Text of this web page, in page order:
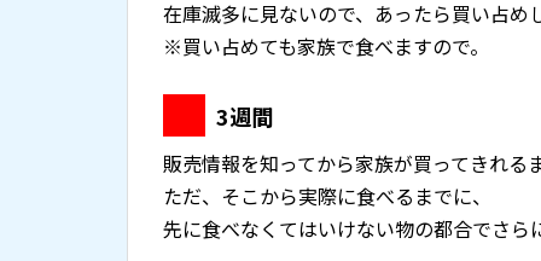
在庫滅多に見ないので、あったら買い占め
※買い占めても家族で食べますので。
3週間
販売情報を知ってから家族が買ってきれる
ただ、そこから実際に食べるまでに、
先に食べなくてはいけない物の都合でさら